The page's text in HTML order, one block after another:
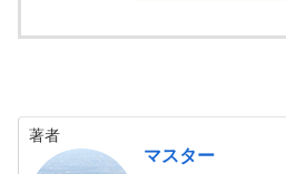
著者
マスター